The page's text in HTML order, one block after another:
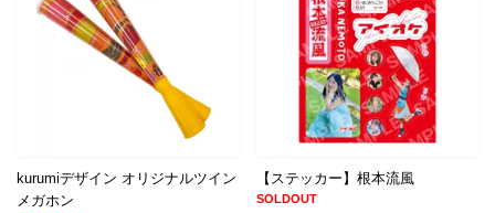
kurumiデザイン オリジナルツイン
メガホン
【ステッカー】根本流風
SOLDOUT